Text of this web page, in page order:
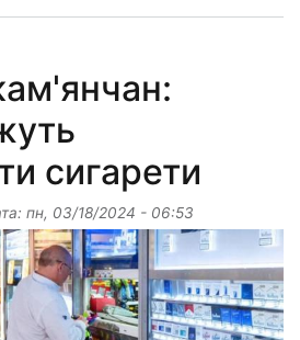
сигарети
пн, 03/18/2024 - 06:53